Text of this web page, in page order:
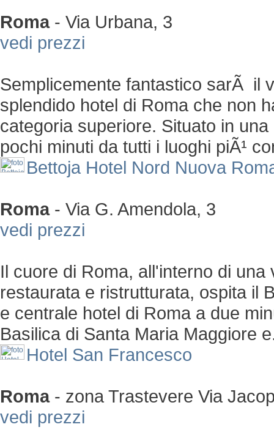
Roma- Via Urbana, 3
vedi prezzi
Semplicemente fantastico sarÃ il
splendido hotel di Roma che non
categoria superiore. Situato in
pochi minuti da tutti i luoghi piÃ¹
Bettoja Hotel Nord Nuova
Roma- Via G. Amendola, 3
vedi prezzi
Il cuore di Roma, all'interno di
restaurata e ristrutturata, ospita il
e centrale hotel di Roma a due
Basilica di Santa Maria Maggiore
Hotel San Francesco
Roma- zona Trastevere Via
vedi prezzi